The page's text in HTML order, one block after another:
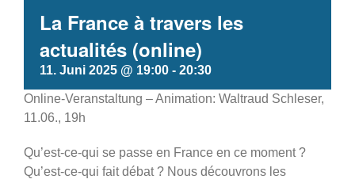
La France à travers les
actualités (online)
11. Juni 2025 @ 19:00 - 20:30
Online-Veranstaltung – Animation: Waltraud Schleser,
11.06., 19h
Qu’est-ce-qui se passe en France en ce moment ?
Qu’est-ce-qui fait débat ? Nous découvrons les